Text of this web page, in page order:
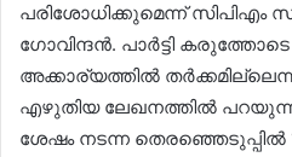
പരിശോധിക്കുമെന്ന് സിപിഎം
ഗോവിന്ദൻ. പാർട്ടി
അക്കാര്യത്തിൽ
എഴുതിയ ലേഖനത്തിൽ
ശേഷം നടന്ന തെരഞ്ഞെടുപ്പിൽ